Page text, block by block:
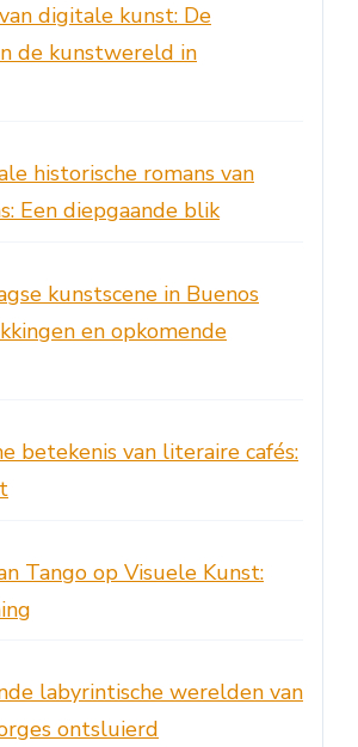
digitale kunst: De
de kunstwereld in
historische romans van
Een diepgaande blik
kunstscene in Buenos
en opkomende
betekenis van literaire cafés:
Tango op Visuele Kunst:
labyrintische werelden van
ontsluierd